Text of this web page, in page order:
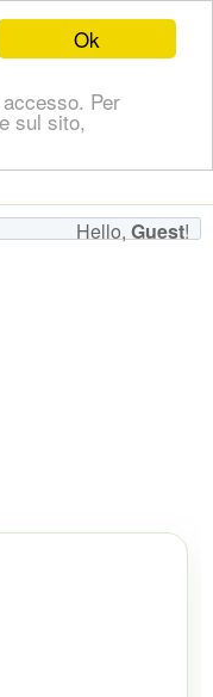
Ok
Per
sul sito,
Hello,
Hello, Guest!